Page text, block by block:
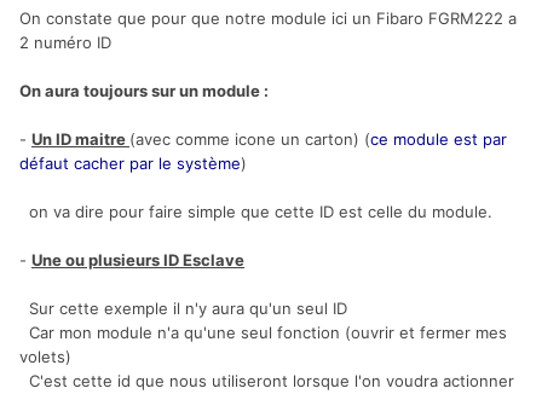
On constate que pour que notre module ici un Fibaro FGRM222 a
2 numéro ID
On aura toujours sur un module :
- Un ID maitre (avec comme icone un carton) (ce module est par
défaut cacher par le système)
on va dire pour faire simple que cette ID est celle du module.
- Une ou plusieurs ID Esclave
Sur cette exemple il n'y aura qu'un seul ID
Car mon module n'a qu'une seul fonction (ouvrir et fermer mes
volets)
C'est cette id que nous utiliseront lorsque l'on voudra actionner